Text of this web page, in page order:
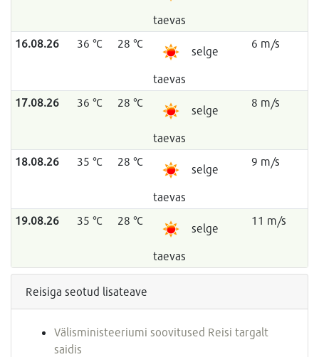
taevas
16.08.26 36 °C 28 °C
selge
taevas
6 m/s
17.08.26 36 °C 28 °C
selge
taevas
8 m/s
18.08.26 35 °C 28 °C
selge
taevas
9 m/s
19.08.26 35 °C 28 °C
selge
taevas
11 m/s
Reisiga seotud lisateave
Välisministeeriumi soovitused Reisi targalt
saidis